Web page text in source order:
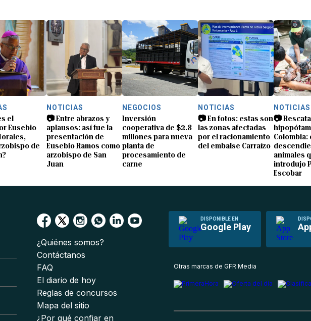
el
Eusebio
de
NOTICIAS
📷 Entre abrazos y
aplausos: así fue la
presentación de
Eusebio Ramos como
arzobispo de San
Juan
NEGOCIOS
Inversión
cooperativa de $2.8
millones para nueva
planta de
procesamiento de
carne
NOTICIAS
📷 En fotos: estas son
las zonas afectadas
por el racionamiento
del embalse Carraízo
NOTICIAS
📷
Colombia:
animales
introdujo
Escobar
DISPONIBLE EN
Google Play
¿Quiénes somos?
Contáctanos
FAQ
El diario de hoy
Reglas de concursos
Mapa del sitio
¿Por qué confiar en
Otras marcas de GFR Media